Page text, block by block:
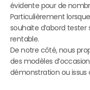
évidente pour de
Particulièrement
souhaite d’abord
rentable.
De notre côté, nous
des modèles
démonstration ou